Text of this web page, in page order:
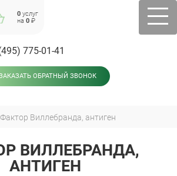
0 услуг
на0 ₽
775-01-41
ОБРАТНЫЙ ЗВОНОК
Фактор Виллебранда, антиген
ВИЛЛЕБРАНДА,
АНТИГЕН